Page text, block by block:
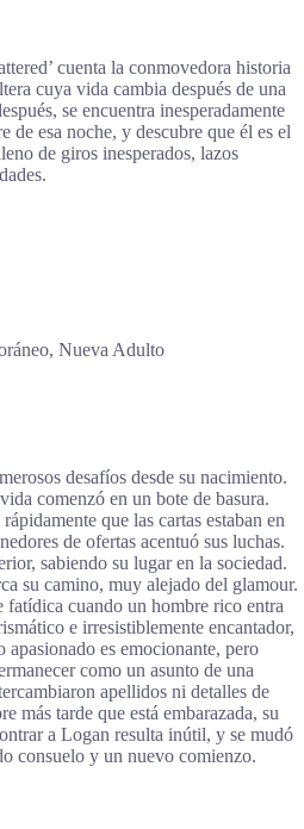
cuenta la conmovedora historia
cuya vida cambia después de una
se encuentra inesperadamente
esa noche, y descubre que él es el
de giros inesperados, lazos
Nueva Adulto
desafíos desde su nacimiento.
comenzó en un bote de basura.
que las cartas estaban en
de ofertas acentuó sus luchas.
sabiendo su lugar en la sociedad.
su camino, muy alejado del glamour.
fatídica cuando un hombre rico entra
e irresistiblemente encantador,
apasionado es emocionante, pero
como un asunto de una
apellidos ni detalles de
más tarde que está embarazada, su
a Logan resulta inútil, y se mudó
consuelo y un nuevo comienzo.